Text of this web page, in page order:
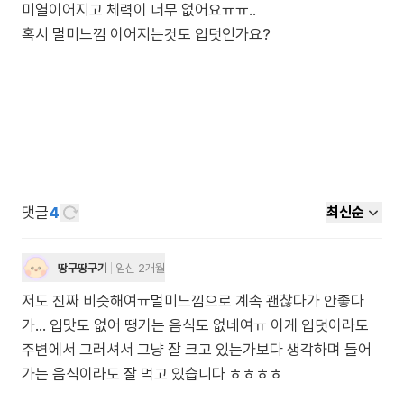
미열이어지고 체력이 너무 없어요ㅠㅠ..
혹시 멀미느낌 이어지는것도 입덧인가요?
댓글4 최신순
땅구땅구기 임신 2개월
저도 진짜 비슷해여ㅠ멀미느낌으로 계속 괜찮다가 안좋다
가... 입맛도 없어 땡기는 음식도 없네여ㅠ 이게 입덧이라도
주변에서 그러셔서 그냥 잘 크고 있는가보다 생각하며 들어
가는 음식이라도 잘 먹고 있습니다 ㅎㅎㅎㅎ